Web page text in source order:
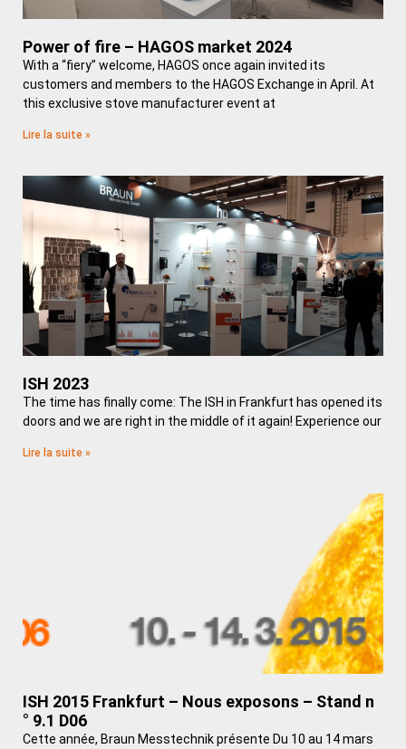
Power of fire – HAGOS market 2024
With a “fiery” welcome, HAGOS once again invited its
customers and members to the HAGOS Exchange in April. At
this exclusive stove manufacturer event at
Lire la suite »
ISH 2023
The time has finally come: The ISH in Frankfurt has opened its
doors and we are right in the middle of it again! Experience our
Lire la suite »
ISH 2015 Frankfurt – Nous exposons – Stand n
° 9.1 D06
Cette année, Braun Messtechnik présente Du 10 au 14 mars